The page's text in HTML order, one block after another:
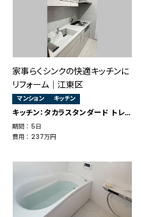
家事らくシンクの快適キッチンに
リフォーム｜江東区
マンション キッチン
キッチン：タカラスタンダード トレーシア
期間 ： 5日
費用 ： 237万円